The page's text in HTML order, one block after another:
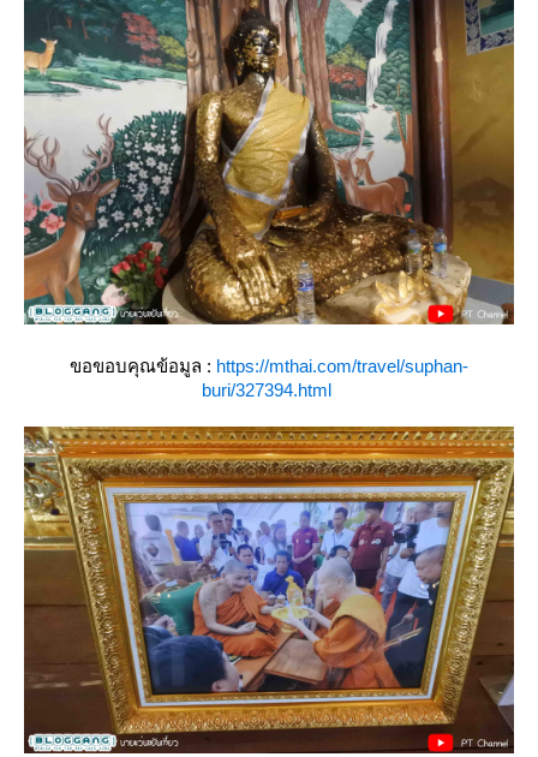
ขอขอบคุณข้อมูล : https://mthai.com/travel/suphan-
buri/327394.html